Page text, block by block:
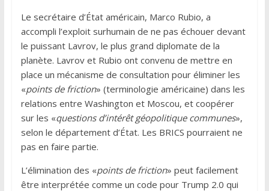
Le secrétaire d’État américain, Marco Rubio, a
accompli l’exploit surhumain de ne pas échouer devant
le puissant Lavrov, le plus grand diplomate de la
planète. Lavrov et Rubio ont convenu de mettre en
place un mécanisme de consultation pour éliminer les
«points de friction» (terminologie américaine) dans les
relations entre Washington et Moscou, et coopérer
sur les «questions d’intérêt géopolitique communes»,
selon le département d’État. Les BRICS pourraient ne
pas en faire partie.
L’élimination des «points de friction» peut facilement
être interprétée comme un code pour Trump 2.0 qui